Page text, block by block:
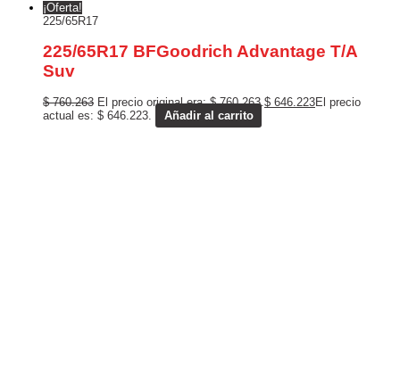
¡Oferta!
225/65R17
225/65R17 BFGoodrich Advantage T/A
Suv
$760.263 El precio original era: $ 760.263.$ 646.223El precio
actual es: $ 646.223.
Añadir al carrito